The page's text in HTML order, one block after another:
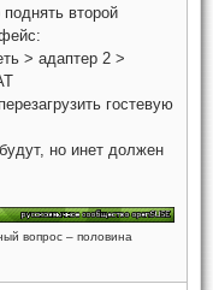
второй
> адаптер 2 >
гостевую
но инет должен
вопрос – половина